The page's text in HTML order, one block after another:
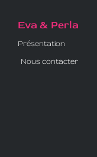
Eva & Perla
Présentation
Nous contacter